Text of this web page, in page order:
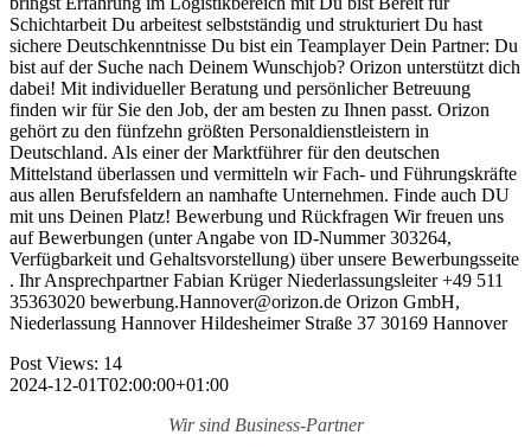
Schichtarbeit Du arbeitest selbstständig und strukturiert Du hast
sichere Deutschkenntnisse Du bist ein Teamplayer Dein Partner: Du
bist auf der Suche nach Deinem Wunschjob? Orizon unterstützt dich
dabei! Mit individueller Beratung und persönlicher Betreuung
finden wir für Sie den Job, der am besten zu Ihnen passt. Orizon
gehört zu den fünfzehn größten Personaldienstleistern in
Deutschland. Als einer der Marktführer für den deutschen
Mittelstand überlassen und vermitteln wir Fach- und Führungskräfte
aus allen Berufsfeldern an namhafte Unternehmen. Finde auch DU
mit uns Deinen Platz! Bewerbung und Rückfragen Wir freuen uns
auf Bewerbungen (unter Angabe von ID-Nummer 303264,
Verfügbarkeit und Gehaltsvorstellung) über unsere Bewerbungsseite
. Ihr Ansprechpartner Fabian Krüger Niederlassungsleiter +49 511
35363020 bewerbung.Hannover@orizon.de Orizon GmbH,
Niederlassung Hannover Hildesheimer Straße 37 30169 Hannover
Post Views: 14
2024-12-01T02:00:00+01:00
Wir sind Business-Partner